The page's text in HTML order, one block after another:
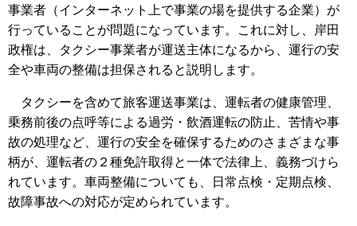
事業者（インターネット上で事業の場を提供する企業）が
行っていることが問題になっています。これに対し、岸田
政権は、タクシー事業者が運送主体になるから、運行の安
全や車両の整備は担保されると説明します。
タクシーを含めて旅客運送事業は、運転者の健康管理、
乗務前後の点呼等による過労・飲酒運転の防止、苦情や事
故の処理など、運行の安全を確保するためのさまざまな事
柄が、運転者の２種免許取得と一体で法律上、義務づけら
れています。車両整備についても、日常点検・定期点検、
故障事故への対応が定められています。